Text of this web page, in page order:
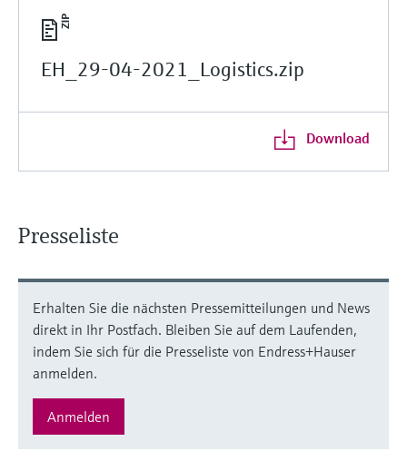
EH_29-04-2021_Logistics.zip
Download
Presseliste
Erhalten Sie die nächsten Pressemitteilungen und News
direkt in Ihr Postfach. Bleiben Sie auf dem Laufenden,
indem Sie sich für die Presseliste von Endress+Hauser
anmelden.
Anmelden